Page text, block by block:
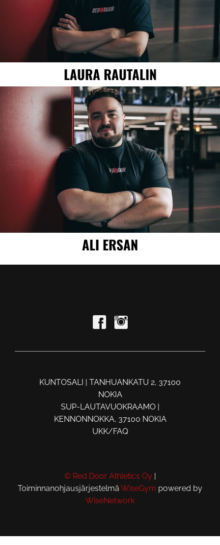
LAURA RAUTALIN
ALI ERSAN
KUNTOSALI | TANHUANKATU 2, 37100
NOKIA
SUP-LAUTAVUOKRAAMO |
KENNONNOKKA, 37100 NOKIA
UKK/FAQ
© Red Door Athletics Oy|
Toiminnanohjausjärjestelmä WiseGym powered by
WiseNetwork